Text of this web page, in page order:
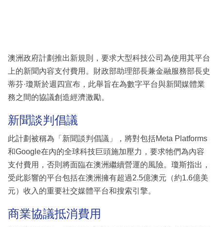
區
澳洲政府計劃推出新規則，要求大型科技公司為使用其平台
上的新聞內容支付費用。財政部助理部長兼金融服務部長史
蒂芬·瓊斯於週四宣布，此舉旨在為數字平台與新聞媒體業
務之間的協議創造經濟激勵。
新聞談判倡議
此計劃被稱為「新聞談判倡議」，將對包括Meta Platforms
和Google在內的全球科技巨頭施加壓力，要求牠們為內容
支付費用，否則將面臨在澳洲繼續營運的風險。瓊斯指出，
受此影響的平台包括在澳洲擁有超過2.5億澳元（約1.6億美
元）收入的重要社交媒體平台和搜索引擎。
商業協議抵消費用